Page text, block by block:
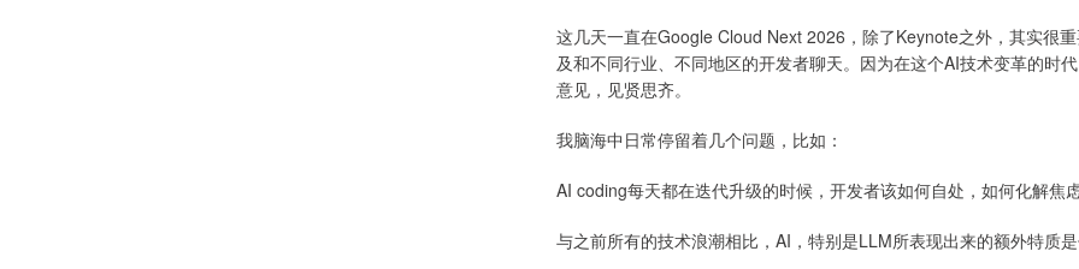
这几天一直在Google Cloud Next 2026，除了Keynote之外，其实很
及和不同行业、不同地区的开发者聊天。因为在这个AI技术变革的时
意见，见贤思齐。
我脑海中日常停留着几个问题，比如：
AI coding每天都在迭代升级的时候，开发者该如何自处，如何化解焦
与之前所有的技术浪潮相比，AI，特别是LLM所表现出来的额外特质